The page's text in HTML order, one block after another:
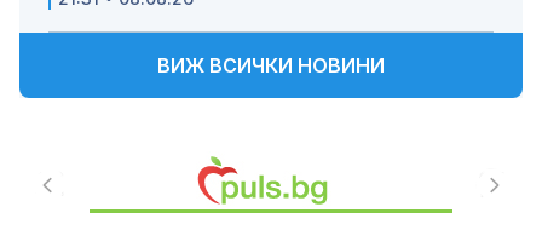
ВИЖ ВСИЧКИ НОВИНИ